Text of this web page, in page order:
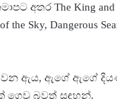
අතර The King and I,
the Sky, Dangerous
ඇය, ඇගේ ඇගේ
ගෙවූ බවත් සඳහන්.